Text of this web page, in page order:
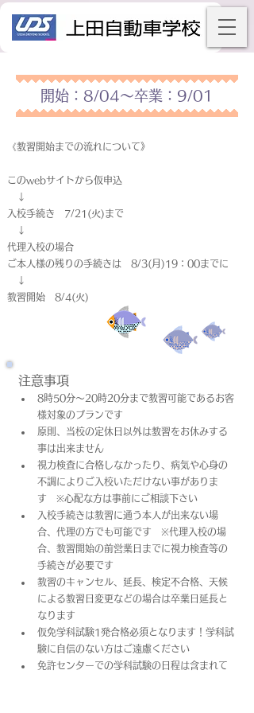
開始：8/04～卒業：9/01
《教習開始までの流れについて》
このwebサイトから仮申込
↓
入校手続き 7/21(火)まで
↓
代理入校の場合
ご本人様の残りの手続きは 8/3(月)19：00までに
↓
教習開始 8/4(火)
注意事項
8時50分～20時20分まで教習可能であるお客
様対象のプランです
原則、当校の定休日以外は教習をお休みする
事は出来ません
視力検査に合格しなかったり、病気や心身の
不調によりご入校いただけない事がありま
す　※心配な方は事前にご相談下さい
入校手続きは教習に通う本人が出来ない場
合、代理の方でも可能です　※代理入校の場
合、教習開始の前営業日までに視力検査等の
手続きが必要です
教習のキャンセル、延長、検定不合格、天候
による教習日変更などの場合は卒業日​延長と
なります
仮免学科試験1発合格必須となります！学科試
験に自信のない方はご遠慮ください
免許センターでの学科試験の日程は含まれて